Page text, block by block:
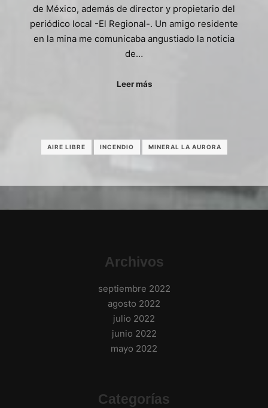
de México, además de director y propietario del
periódico local -El Regional-. Un amigo residente
en la mina me comunicaba angustiado la noticia
de…
Leer más
AIRE LIBRE INCENDIO MINERAL LA AURORA
Archivos
septiembre 2022
agosto 2022
julio 2022
junio 2022
mayo 2022
Categorías